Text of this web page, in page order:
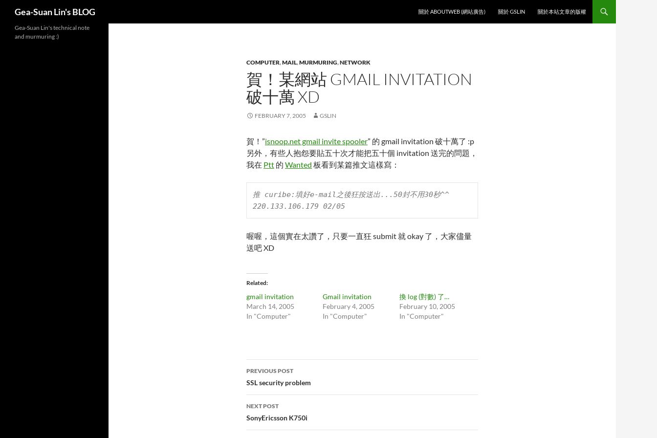
Gea-Suan Lin's BLOG
關於 ABOUTWEB (網站廣告)
關於 GSLIN 關於本站文章的版權
COMPUTER,MAIL,MURMURING,NETWORK
賀！某網站 GMAIL INVITATION
破十萬 XD
FEBRUARY 7, 2005 GSLIN
賀！”isnoop.net gmail invite spooler” 的 gmail invitation 破十萬了 :p
另外，有些人抱怨要貼五十次才能把五十個 invitation 送完的問題，
我在 Ptt 的 Wanted 板看到某篇推文這樣寫：
推 curibe:填好e-mail之後狂按送出...50封不用30秒^^
220.133.106.179 02/05
喔喔，這個實在太讚了，只要一直狂 submit 就 okay 了，大家儘量
送吧 XD
Related
gmail invitation
March 14, 2005
In "Computer"
Gmail invitation
February 4, 2005
In "Computer"
換 log (對數) 了…
February 10, 2005
In "Computer"
Post
navigation
PREVIOUS POST
SSL security problem
NEXT POST
SonyEricsson K750i
Gea-Suan Lin's technical note
and murmuring :)